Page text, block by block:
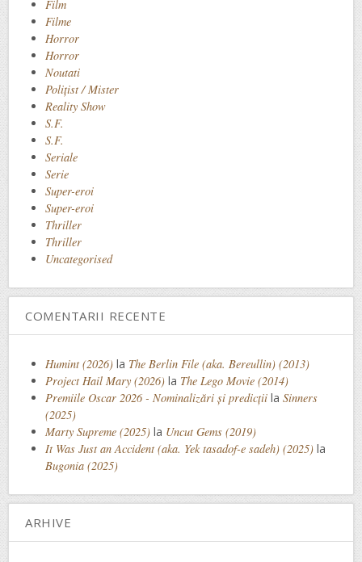
Film
Filme
Horror
Horror
Noutati
Polițist / Mister
Reality Show
S.F.
S.F.
Seriale
Serie
Super-eroi
Super-eroi
Thriller
Thriller
Uncategorised
COMENTARII RECENTE
Humint (2026) la The Berlin File (aka. Bereullin) (2013)
Project Hail Mary (2026) la The Lego Movie (2014)
Premiile Oscar 2026 - Nominalizări și predicții la Sinners
(2025)
Marty Supreme (2025) la Uncut Gems (2019)
It Was Just an Accident (aka. Yek tasadof-e sadeh) (2025) la
Bugonia (2025)
ARHIVE